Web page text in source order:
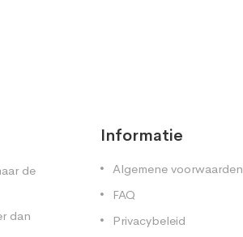
de
dan
Informatie
Algemene voorwaarden
FAQ
Privacybeleid